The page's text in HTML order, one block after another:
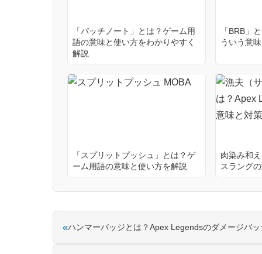
「パッチノート」とは？ゲーム用
語の意味と使い方をわかりやすく
解説
「BRB」
ういう意
「スプリットプッシュ」とは？ゲ
ーム用語の意味と使い方を解説
肉染み和
スラング
«ハンマーバッジとは？Apex Legendsのダメージバ